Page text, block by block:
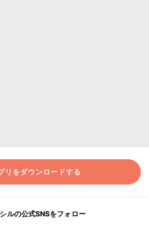
リをダウンロードする
ルの公式SNSをフォロー